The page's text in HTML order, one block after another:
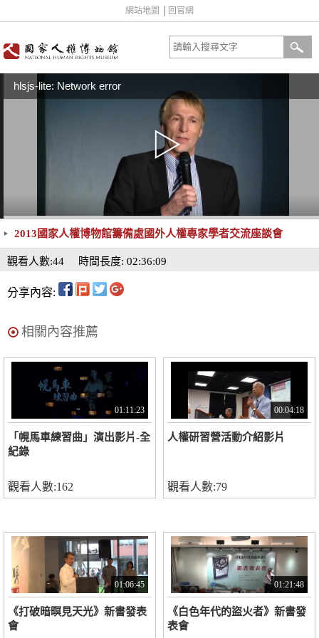
網站地圖 回官網
hlsjs-lite: Network error
2013國家人權博物館籌備處國外人權專家學者交流座談會
時間長度: 02:36:09
觀看人數:44
分享內容:
相關內容推薦
01:11:23
「幌馬車練習曲」演出影片-全
紀錄
觀看人數:162
00:04:18
人權研習營活動介紹影片
觀看人數:79
01:06:45
《打破暗暝見天光》新書發表
會
01:21:48
《白色年代的盜火者》新書發
表會